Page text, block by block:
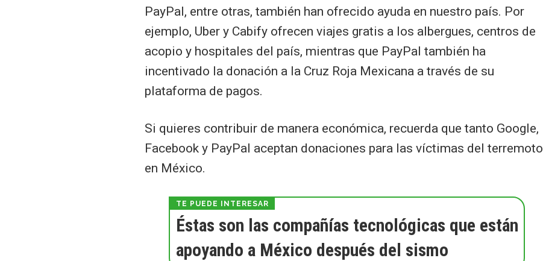
PayPal, entre otras, también han ofrecido ayuda en nuestro país. Por
ejemplo, Uber y Cabify ofrecen viajes gratis a los albergues, centros de
acopio y hospitales del país, mientras que PayPal también ha
incentivado la donación a la Cruz Roja Mexicana a través de su
plataforma de pagos.
Si quieres contribuir de manera económica, recuerda que tanto Google,
Facebook y PayPal aceptan donaciones para las víctimas del terremoto
en México.
Éstas son las compañías tecnológicas que están
apoyando a México después del sismo